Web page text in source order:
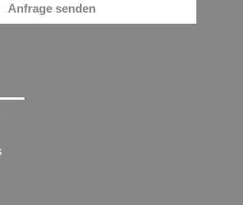
Anfrage senden